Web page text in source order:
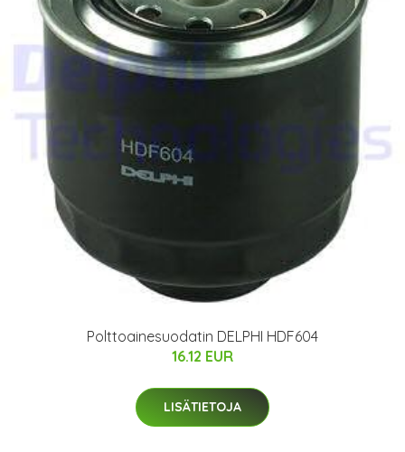
Polttoainesuodatin DELPHI HDF604
16.12 EUR
LISÄTIETOJA